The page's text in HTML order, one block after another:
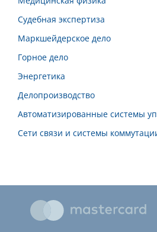
Судебная экспертиза
Маркшейдерское дело
Горное дело
Энергетика
Делопроизводство
Автоматизированные системы
Сети связи и системы